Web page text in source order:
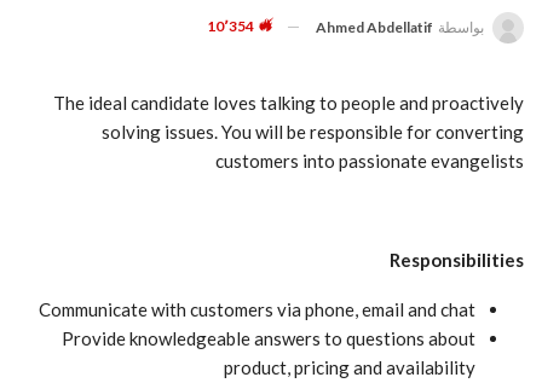
بواسطة Ahmed Abdellatif
The ideal candidate loves talking to people and proactively
solving issues. You will be responsible for converting
customers into passionate evangelists
Responsibilities
Communicate with customers via phone, email and chat
Provide knowledgeable answers to questions about
product, pricing and availability